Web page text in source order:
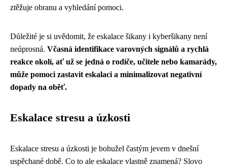
ztěžuje obranu a vyhledání pomoci.
Důležité je si uvědomit, že eskalace šikany i kyberšikany není
neúprosná. Včasná identifikace varovných signálů a rychlá
reakce okolí, ať už se jedná o rodiče, učitele nebo kamarády,
může pomoci zastavit eskalaci a minimalizovat negativní
dopady na oběť.
Eskalace stresu a úzkosti
Eskalace stresu a úzkosti je bohužel častým jevem v dnešní
uspěchané době. Co to ale eskalace vlastně znamená? Slovo